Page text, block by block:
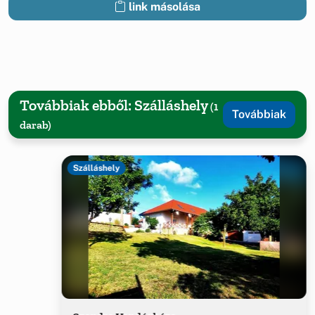
link másolása
Továbbiak ebből: Szálláshely(1
darab)
Továbbiak
Szálláshely